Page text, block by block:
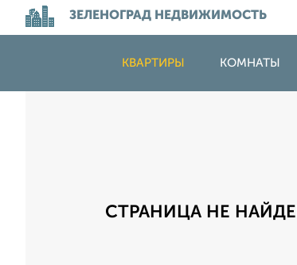
ЗЕЛЕНОГРАД НЕДВИЖИМОСТЬ
КВАРТИРЫ КОМНАТЫ
СТРАНИЦА НЕ